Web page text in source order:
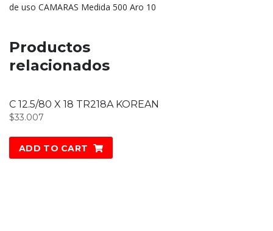
de uso CAMARAS Medida 500 Aro 10
Productos
relacionados
C 12.5/80 X 18 TR218A KOREAN
$33.007
ADD TO CART